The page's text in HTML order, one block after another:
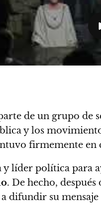
de un grupo de
y los
firmemente en
y líder política para
. De hecho,
difundir su